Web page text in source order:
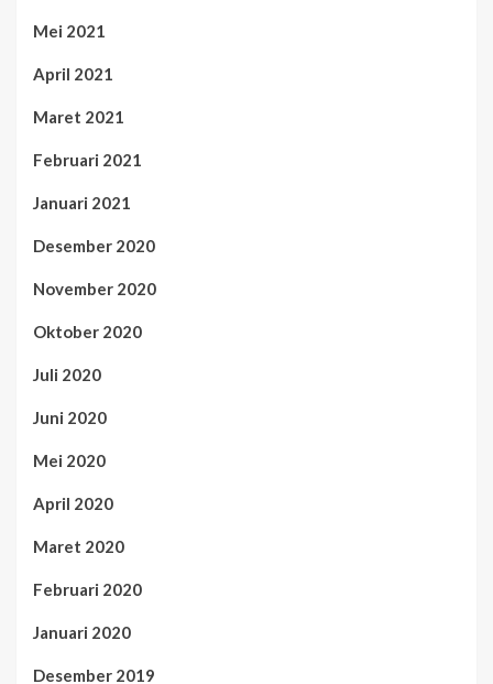
Mei 2021
April 2021
Maret 2021
Februari 2021
Januari 2021
Desember 2020
November 2020
Oktober 2020
Juli 2020
Juni 2020
Mei 2020
April 2020
Maret 2020
Februari 2020
Januari 2020
Desember 2019